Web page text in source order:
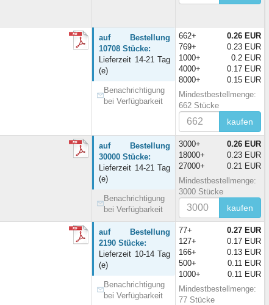
auf Bestellung
10708 Stücke:
Lieferzeit 14-21 Tag
(e)
Benachrichtigung
bei Verfügbarkeit
662+
0.26 EUR
769+
0.23 EUR
1000+
0.2 EUR
4000+
0.17 EUR
8000+
0.15 EUR
Mindestbestellmenge:
662 Stücke
kaufen
auf Bestellung
30000 Stücke:
Lieferzeit 14-21 Tag
(e)
Benachrichtigung
bei Verfügbarkeit
3000+
0.26 EUR
18000+
0.23 EUR
27000+
0.21 EUR
Mindestbestellmenge:
3000 Stücke
kaufen
auf Bestellung
2190 Stücke:
Lieferzeit 10-14 Tag
(e)
Benachrichtigung
bei Verfügbarkeit
77+
0.27 EUR
127+
0.17 EUR
166+
0.13 EUR
500+
0.11 EUR
1000+
0.11 EUR
Mindestbestellmenge:
77 Stücke